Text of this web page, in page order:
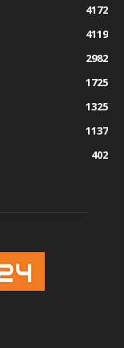
4172
4119
2982
1725
1325
1137
402